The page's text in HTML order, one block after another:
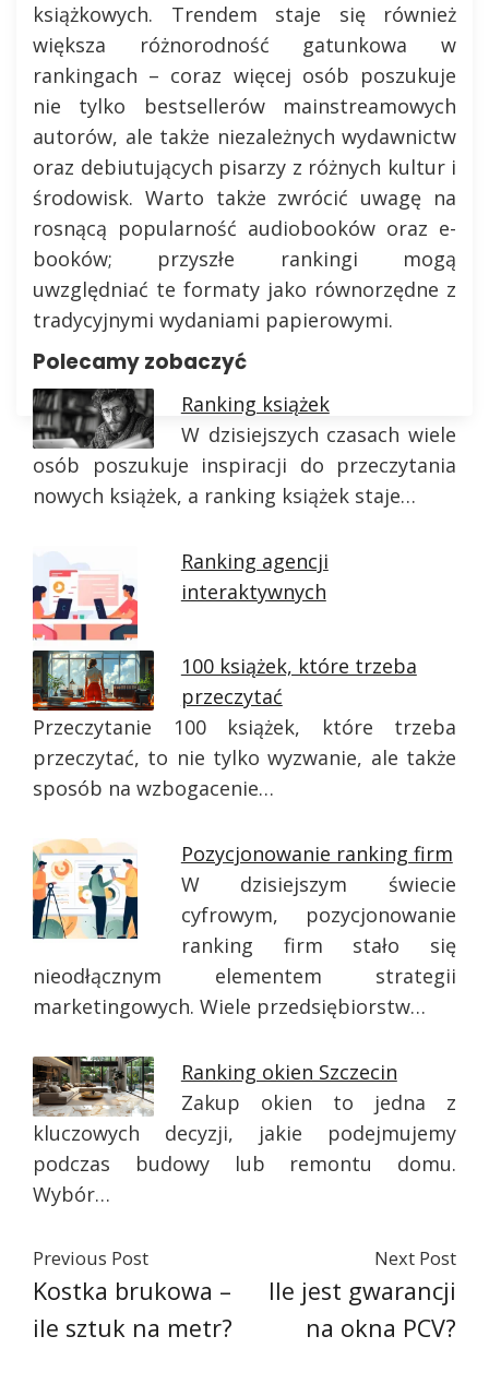
książkowych. Trendem staje się również
większa różnorodność gatunkowa w
rankingach – coraz więcej osób poszukuje
nie tylko bestsellerów mainstreamowych
autorów, ale także niezależnych wydawnictw
oraz debiutujących pisarzy z różnych kultur i
środowisk. Warto także zwrócić uwagę na
rosnącą popularność audiobooków oraz e-
booków; przyszłe rankingi mogą
uwzględniać te formaty jako równorzędne z
tradycyjnymi wydaniami papierowymi.
Polecamy zobaczyć
Ranking książek
W dzisiejszych czasach wiele
osób poszukuje inspiracji do przeczytania
nowych książek, a ranking książek staje…
Ranking agencji
interaktywnych
100 książek, które trzeba
przeczytać
Przeczytanie 100 książek, które trzeba
przeczytać, to nie tylko wyzwanie, ale także
sposób na wzbogacenie…
Pozycjonowanie ranking firm
W dzisiejszym świecie
cyfrowym, pozycjonowanie
ranking firm stało się
nieodłącznym elementem strategii
marketingowych. Wiele przedsiębiorstw…
Ranking okien Szczecin
Zakup okien to jedna z
kluczowych decyzji, jakie podejmujemy
podczas budowy lub remontu domu.
Wybór…
Previous Post
Kostka brukowa –
ile sztuk na metr?
Next Post
Ile jest gwarancji
na okna PCV?